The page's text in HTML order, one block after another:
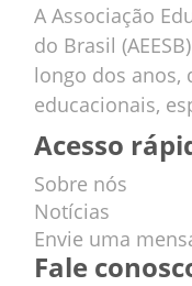
A Associação
do Brasil
longo dos anos,
educacionais,
Acesso
Sobre nós
Notícias
Envie uma
Fale